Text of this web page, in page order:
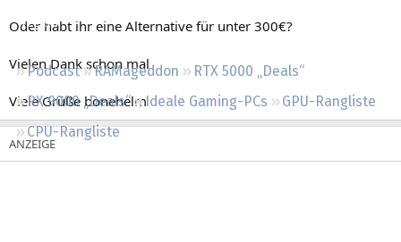
Regeln
Podcast RAMageddon
RTX 5000 „Deals“
RX 9000 „Deals“
Ideale Gaming-PCs
GPU-Rangliste
CPU-Rangliste
Oder habt ihr eine Alternative für unter 300€?
Vielen Dank schon mal
Viele Grüße bonehelm